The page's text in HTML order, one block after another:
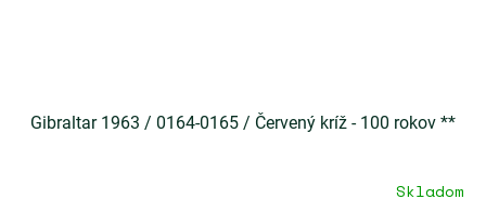
Gibraltar 1963 / 0164-0165 / Červený kríž - 100 rokov **
Skladom